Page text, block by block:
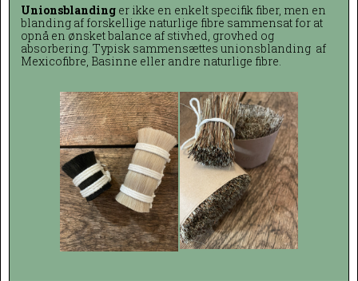
Unionsblanding er ikke en enkelt specifik fiber, men en
blanding af forskellige naturlige fibre sammensat for at
opnå en ønsket balance af stivhed, grovhed og
absorbering. Typisk sammensættes unionsblanding af
Mexicofibre, Basinne eller andre naturlige fibre.